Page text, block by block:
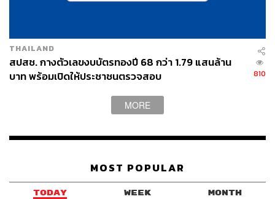
THAILAND
สปสช. กางตัวเลขงบบัตรทองปี 68 กว่า 1.79 แสนล้าน
บาท พร้อมเปิดให้ประชาชนตรวจสอบ
810
MORE
MOST POPULAR
TODAY WEEK MONTH